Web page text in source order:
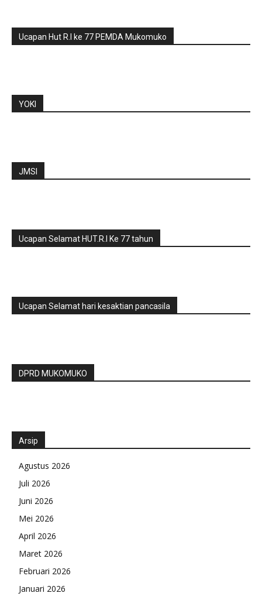
Ucapan Hut R.I ke 77 PEMDA Mukomuko
YOKI
JMSI
Ucapan Selamat HUT.R.I Ke 77 tahun
Ucapan Selamat hari kesaktian pancasila
DPRD MUKOMUKO
Arsip
Agustus 2026
Juli 2026
Juni 2026
Mei 2026
April 2026
Maret 2026
Februari 2026
Januari 2026